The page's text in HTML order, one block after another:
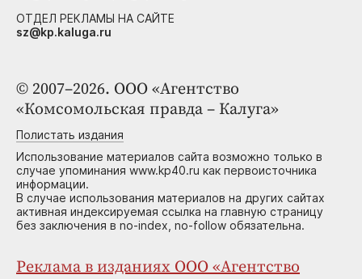
© 2007–2026. ООО «Агентство
«Комсомольская правда – Калуга»
Полистать издания
Использование материалов сайта возможно только в
случае упоминания www.kp40.ru как первоисточника
информации.
В случае использования материалов на других сайтах
активная индексируемая ссылка на главную страницу
без заключения в no-index, no-follow обязательна.
Реклама в изданиях ООО «Агентство
ОТДЕЛ РЕКЛАМЫ НА САЙТЕ
sz@kp.kaluga.ru